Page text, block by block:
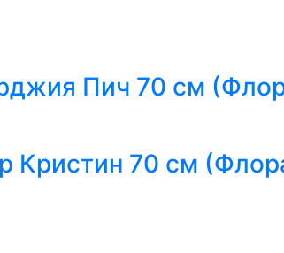
Пич 70 см
Кристин 70 см